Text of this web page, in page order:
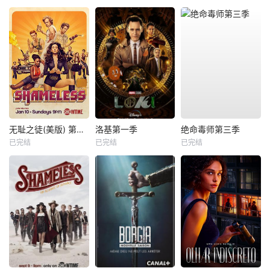
无耻之徒(美版) 第六季
已完结
洛基第一季
已完结
绝命毒师第三季
已完结